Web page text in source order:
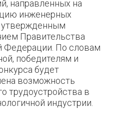
направленных на
инженерных
утвержденным
Правительства
Федерации. По словам
победителям и
будет
возможность
трудоустройства в
индустрии.